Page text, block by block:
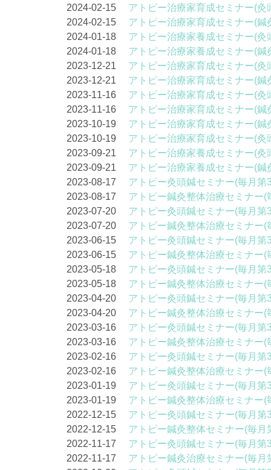
2024-02-15 アトピー治療家育成セミナー(灸
2024-02-15 アトピー治療家育成セミナー(鍼
2024-01-18 アトピー治療家養成セミナー(灸
2024-01-18 アトピー治療家養成セミナー(鍼
2023-12-21 アトピー治療家育成セミナー(灸
2023-12-21 アトピー治療家育成セミナー(鍼
2023-11-16 アトピー治療家育成セミナー(灸
2023-11-16 アトピー治療家育成セミナー(鍼
2023-10-19 アトピー治療家育成セミナー(鍼
2023-10-19 アトピー治療家育成セミナー(灸
2023-09-21 アトピー治療家養成セミナー(灸
2023-09-21 アトピー治療家養成セミナー(鍼
2023-08-17 アトピー灸頭鍼セミナー(毎月第
2023-08-17 アトピー鍼灸整体治療セミナー(
2023-07-20 アトピー灸頭鍼セミナー(毎月第
2023-07-20 アトピー鍼灸整体治療セミナー(
2023-06-15 アトピー灸頭鍼セミナー(毎月第
2023-06-15 アトピー鍼灸整体治療セミナー(
2023-05-18 アトピー灸頭鍼セミナー(毎月第
2023-05-18 アトピー鍼灸整体治療セミナー(
2023-04-20 アトピー灸頭鍼セミナー(毎月第
2023-04-20 アトピー鍼灸整体治療セミナー(
2023-03-16 アトピー灸頭鍼セミナー(毎月第
2023-03-16 アトピー鍼灸整体治療セミナー(
2023-02-16 アトピー灸頭鍼セミナー(毎月第
2023-02-16 アトピー鍼灸整体治療セミナー(
2023-01-19 アトピー灸頭鍼セミナー(毎月第
2023-01-19 アトピー鍼灸整体治療セミナー(
2022-12-15 アトピー灸頭鍼セミナー(毎月第
2022-12-15 アトピー鍼灸整体セミナー(毎月
2022-11-17 アトピー灸頭鍼セミナー(毎月第
2022-11-17 アトピー鍼灸治療セミナー(毎月